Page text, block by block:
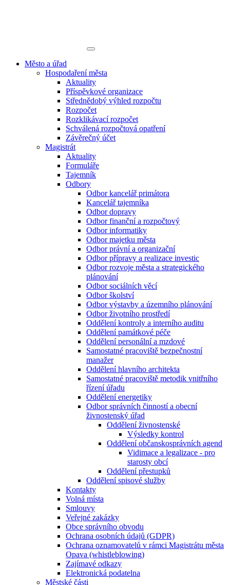
Město a úřad
Hospodaření města
Aktuality
Příspěvkové organizace
Střednědobý výhled rozpočtu
Rozpočet
Rozklikávací rozpočet
Schválená rozpočtová opatření
Závěrečný účet
Magistrát
Aktuality
Formuláře
Tajemník
Odbory
Odbor kancelář primátora
Kancelář tajemníka
Odbor dopravy
Odbor finanční a rozpočtový
Odbor informatiky
Odbor majetku města
Odbor právní a organizační
Odbor přípravy a realizace investic
Odbor rozvoje města a strategického
plánování
Odbor sociálních věcí
Odbor školství
Odbor výstavby a územního plánování
Odbor životního prostředí
Oddělení kontroly a interního auditu
Oddělení památkové péče
Oddělení personální a mzdové
Samostatné pracoviště bezpečnostní
manažer
Oddělení hlavního architekta
Samostatné pracoviště metodik vnitřního
řízení úřadu
Oddělení energetiky
Odbor správních činností a obecní
živnostenský úřad
Oddělení živnostenské
Výsledky kontrol
Oddělení občanskosprávních agend
Vidimace a legalizace - pro
starosty obcí
Oddělení přestupků
Oddělení spisové služby
Kontakty
Volná místa
Smlouvy
Veřejné zakázky
Obce správního obvodu
Ochrana osobních údajů (GDPR)
Ochrana oznamovatelů v rámci Magistrátu města
Opava (whistleblowing)
Zajímavé odkazy
Elektronická podatelna
Městské části